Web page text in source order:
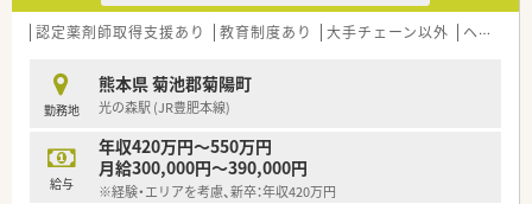
認定薬剤師取得支援あり 教育制度あり 大手チェーン以外 ヘルプ体制充実
勤務地
熊本県 菊池郡菊陽町
光の森駅 (JR豊肥本線)
給与
年収420万円～550万円
月給300,000円～390,000円
※経験・エリアを考慮、新卒：年収420万円